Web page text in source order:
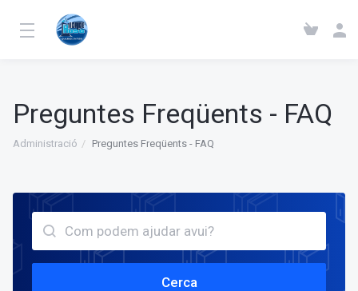
Preguntes Freqüents - FAQ
Administració Preguntes Freqüents - FAQ
Cerca